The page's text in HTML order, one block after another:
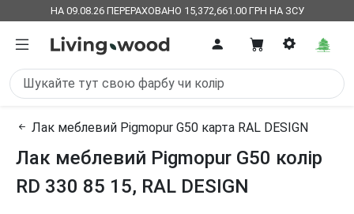
НА 09.08.26 ПЕРЕРАХОВАНО 15,372,661.00 ГРН НА ЗСУ
Лак меблевий Pigmopur G50 карта RAL DESIGN
Лак меблевий Pigmopur G50 колір
RD 330 85 15, RAL DESIGN